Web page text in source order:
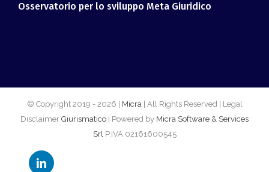
Osservatorio per lo sviluppo Meta Giuridico
© Copyright 2019 - 2026 | Micra| All Rights Reserved | Legal
Disclaimer Giurismatico | Powered by Micra Software & Services
SrlP.IVA 02161600545
LinkedIn